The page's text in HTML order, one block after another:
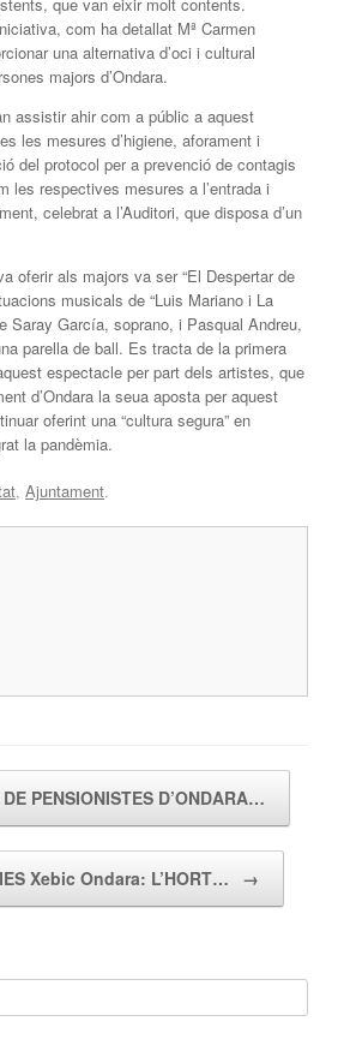
com ha detallat Mª Carmen
una alternativa d’oci i cultural
majors d’Ondara.
assistir ahir com a públic a aquest
les mesures d’higiene, aforament i
del protocol per a prevenció de contagis
les respectives mesures a l’entrada i
celebrat a l’Auditori, que disposa d’un
oferir als majors va ser “El Despertar de
musicals de “Luis Mariano i La
Saray García, soprano, i Pasqual Andreu,
parella de ball. Es tracta de la primera
espectacle per part dels artistes, que
d’Ondara la seua aposta per aquest
oferint una “cultura segura” en
la pandèmia.
, Ajuntament.
PENSIONISTES D’ONDARA…
Xebic Ondara: L’HORT… →